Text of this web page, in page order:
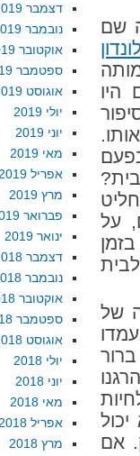
שם
היו
על
של
אם
דצמבר 2019
נובמבר 2019
אוקטובר 2019
ספטמבר 2019
אוגוסט 2019
יולי 2019
יוני 2019
מאי 2019
אפריל 2019
מרץ 2019
פברואר 2019
ינואר 2019
דצמבר 2018
נובמבר 2018
אוקטובר 2018
ספטמבר 2018
אוגוסט 2018
יולי 2018
יוני 2018
מאי 2018
אפריל 2018
מרץ 2018